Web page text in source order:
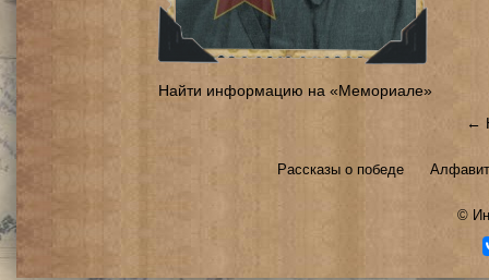
Найти информацию на «Мемориале»
←
Рассказы о победе
©